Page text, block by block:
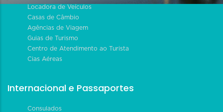
Locadora de Veículos
Casas de Câmbio
Agências de Viagem
Guias de Turismo
Centro de Atendimento ao Turista
Cias Aéreas
Internacional e Passaportes
Consulados